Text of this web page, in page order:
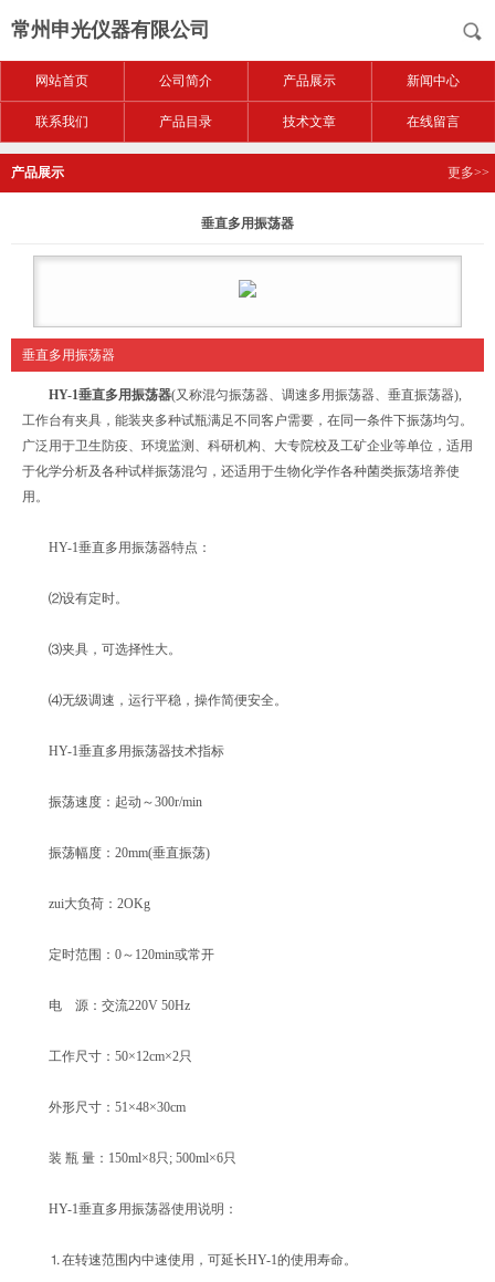
常州申光仪器有限公司
网站首页 公司简介 产品展示 新闻中心
联系我们 产品目录 技术文章 在线留言
产品展示 更多>>
垂直多用振荡器
垂直多用振荡器
HY-1垂直多用振荡器(又称混匀振荡器、调速多用振荡器、垂直振荡器),
工作台有夹具，能装夹多种试瓶满足不同客户需要，在同一条件下振荡均匀。
广泛用于卫生防疫、环境监测、科研机构、大专院校及工矿企业等单位，适用
于化学分析及各种试样振荡混匀，还适用于生物化学作各种菌类振荡培养使
用。
HY-1垂直多用振荡器特点：
⑵设有定时。
⑶夹具，可选择性大。
⑷无级调速，运行平稳，操作简便安全。
HY-1垂直多用振荡器技术指标
振荡速度：起动～300r/min
振荡幅度：20mm(垂直振荡)
zui大负荷：2OKg
定时范围：0～120min或常开
电 源：交流220V 50Hz
工作尺寸：50×12cm×2只
外形尺寸：51×48×30cm
装 瓶 量：150ml×8只; 500ml×6只
HY-1垂直多用振荡器使用说明：
⒈在转速范围内中速使用，可延长HY-1的使用寿命。